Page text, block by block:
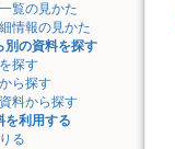
覧の見かた
情報の見かた
別の資料を探す
探す
ら探す
料から探す
を利用する
る